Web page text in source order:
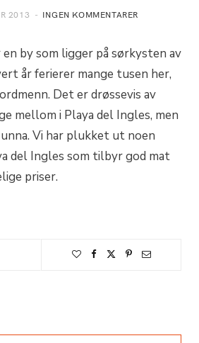
2013 INGEN KOMMENTARER
by som ligger på sørkysten av
år ferierer mange tusen her,
Det er drøssevis av
mellom i Playa del Ingles, men
Vi har plukket ut noen
del Ingles som tilbyr god mat
priser.